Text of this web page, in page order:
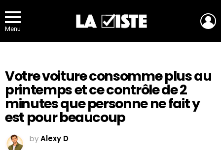
Menu
Votre voiture consomme plus au
printemps et ce contrôle de 2
minutes que personne ne fait y
est pour beaucoup
byAlexy D